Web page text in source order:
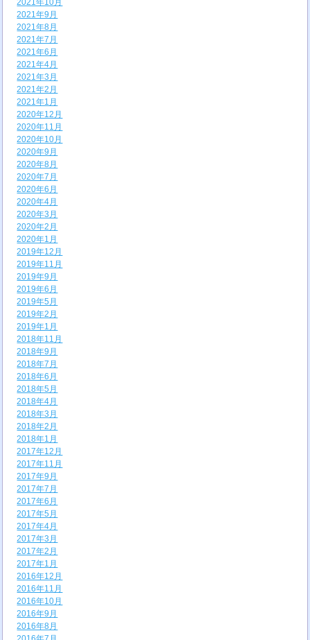
2021年10月
2021年9月
2021年8月
2021年7月
2021年6月
2021年4月
2021年3月
2021年2月
2021年1月
2020年12月
2020年11月
2020年10月
2020年9月
2020年8月
2020年7月
2020年6月
2020年4月
2020年3月
2020年2月
2020年1月
2019年12月
2019年11月
2019年9月
2019年6月
2019年5月
2019年2月
2019年1月
2018年11月
2018年9月
2018年7月
2018年6月
2018年5月
2018年4月
2018年3月
2018年2月
2018年1月
2017年12月
2017年11月
2017年9月
2017年7月
2017年6月
2017年5月
2017年4月
2017年3月
2017年2月
2017年1月
2016年12月
2016年11月
2016年10月
2016年9月
2016年8月